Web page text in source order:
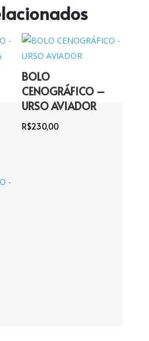
BOLO
CENOGRÁFICO –
URSO AVIADOR
R$230,00